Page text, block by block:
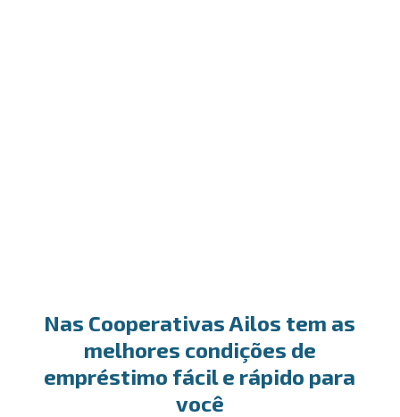
Nas Cooperativas Ailos tem as
melhores condições de
empréstimo fácil e rápido para
você